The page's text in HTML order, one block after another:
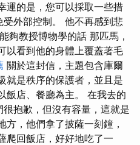
運的是，您可以採取一些措
外部控制。 他不再感到悲
夠教授博物學的話 那匹馬，
以看到他的身體上覆蓋著毛
關於這封信，主題包含庫爾
就是秩序的保護者，並且是
飯店、餐廳為主。 在我去的
抱歉，但沒有容量，這就是
，他們拿了披薩一刻鐘，
爬回飯店，好好地吃了一